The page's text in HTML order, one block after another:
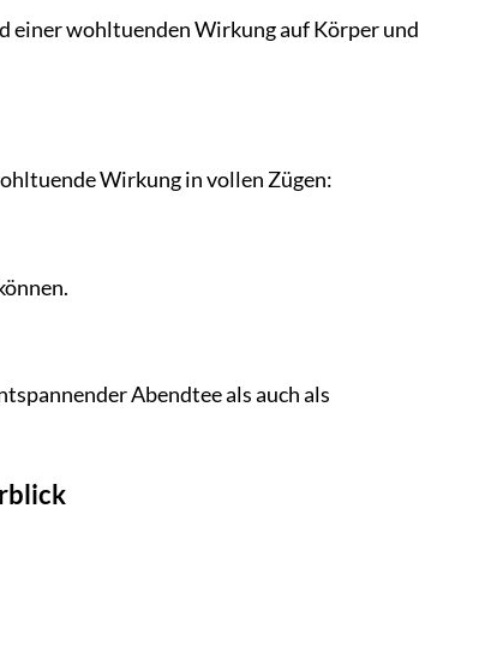
einer wohltuenden Wirkung auf Körper und
Wirkung in vollen Zügen:
Abendtee als auch als